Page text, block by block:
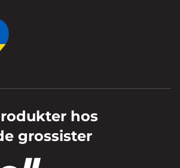
hos
grossister